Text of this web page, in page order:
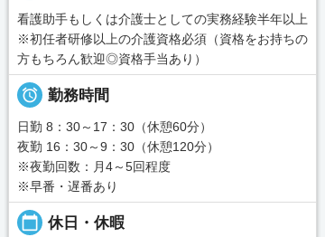
看護助手もしくは介護士としての実務経験半年以上
※初任者研修以上の介護資格必須（資格をお持ちの
方もちろん歓迎◎資格手当あり）
 勤務時間
日勤 8：30～17：30（休憩60分）
夜勤 16：30～9：30（休憩120分）
※夜勤回数：月4～5回程度
※早番・遅番あり
calendar_today 休日・休暇